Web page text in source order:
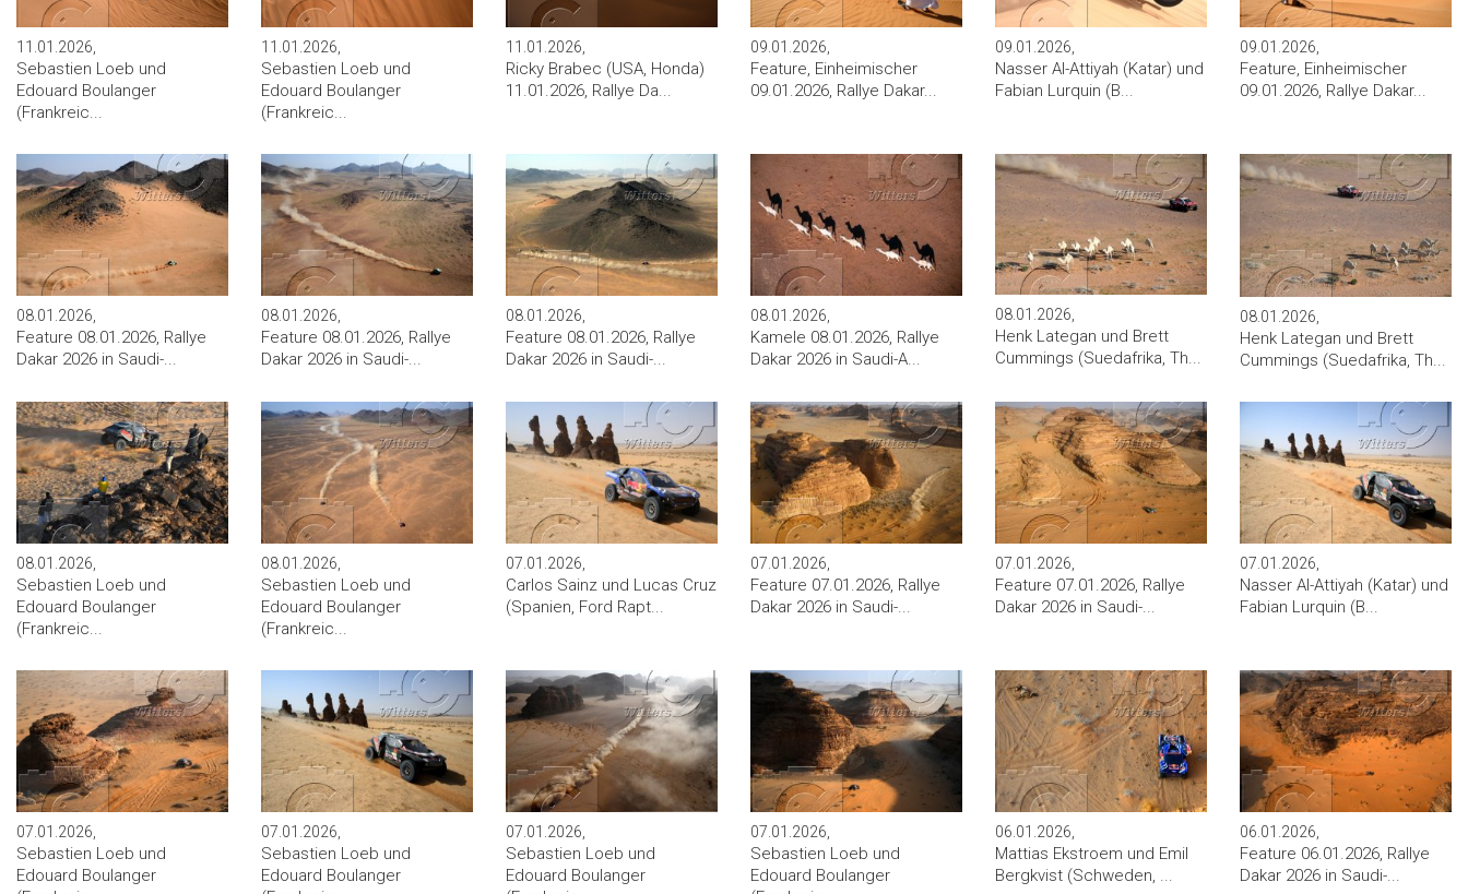
11.01.2026,
Sebastien Loeb und
Edouard Boulanger
(Frankreic...
11.01.2026,
Sebastien Loeb und
Edouard Boulanger
(Frankreic...
11.01.2026,
Ricky Brabec (USA, Honda)
11.01.2026, Rallye Da...
09.01.2026,
Feature, Einheimischer
09.01.2026, Rallye Dakar...
09.01.2026,
Nasser Al-Attiyah (Katar) und
Fabian Lurquin (B...
09.01.2026,
Feature, Einheimischer
09.01.2026, Rallye Dakar...
08.01.2026,
Feature 08.01.2026, Rallye
Dakar 2026 in Saudi-...
08.01.2026,
Feature 08.01.2026, Rallye
Dakar 2026 in Saudi-...
08.01.2026,
Feature 08.01.2026, Rallye
Dakar 2026 in Saudi-...
08.01.2026,
Kamele 08.01.2026, Rallye
Dakar 2026 in Saudi-A...
08.01.2026,
Henk Lategan und Brett
Cummings (Suedafrika, Th...
08.01.2026,
Henk Lategan und Brett
Cummings (Suedafrika, Th...
08.01.2026,
Sebastien Loeb und
Edouard Boulanger
(Frankreic...
08.01.2026,
Sebastien Loeb und
Edouard Boulanger
(Frankreic...
07.01.2026,
Carlos Sainz und Lucas Cruz
(Spanien, Ford Rapt...
07.01.2026,
Feature 07.01.2026, Rallye
Dakar 2026 in Saudi-...
07.01.2026,
Feature 07.01.2026, Rallye
Dakar 2026 in Saudi-...
07.01.2026,
Nasser Al-Attiyah (Katar) und
Fabian Lurquin (B...
07.01.2026,
Sebastien Loeb und
Edouard Boulanger
07.01.2026,
Sebastien Loeb und
Edouard Boulanger
07.01.2026,
Sebastien Loeb und
Edouard Boulanger
07.01.2026,
Sebastien Loeb und
Edouard Boulanger
06.01.2026,
Mattias Ekstroem und Emil
Bergkvist (Schweden, ...
06.01.2026,
Feature 06.01.2026, Rallye
Dakar 2026 in Saudi-...